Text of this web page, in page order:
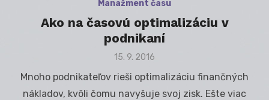
Manažment času
Ako na časovú optimalizáciu v
podnikaní
Posted
15. 9. 2016
Mnoho podnikateľov rieši optimalizáciu finančných
nákladov, kvôli čomu navyšuje svoj zisk. Ešte viac